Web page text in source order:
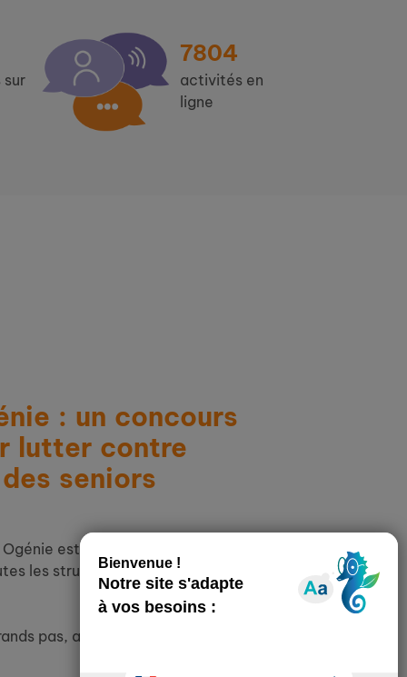
7804
activités en
ligne
: un concours
lutter contre
seniors
est un concours national créatif
les structures engagées pour le lien
pas, alors restez à l’écoute et